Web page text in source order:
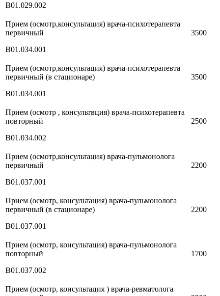
В01.029.002
Прием (осмотр,консультация) врача-психотерапевта
первичный
В01.034.001
3500
Прием (осмотр,консультация) врача-психотерапевта
первичный (в стационаре)
В01.034.001
3500
Прием (осмотр , консультвция) врача-психотерапевта
повторный
В01.034.002
2500
Прием (осмотр,консультация) врача-пульмонолога
первичный
В01.037.001
2200
Прием (осмотр, консультация) врача-пульмонолога
первичный (в стационаре)
В01.037.001
2200
Прием (осмотр, консультация) врача-пульмонолога
повторный
В01.037.002
1700
Прием (осмотр, консультация ) врача-ревматолога